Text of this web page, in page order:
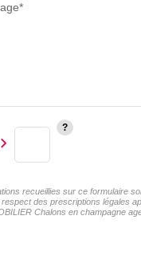
recueillies sur ce formulaire
des prescriptions légales
Chalons en champagne